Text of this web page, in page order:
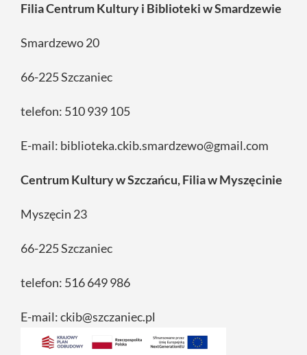
Filia Centrum Kultury i Biblioteki w Smardzewie
Smardzewo 20
66-225 Szczaniec
telefon: 510 939 105
E-mail: biblioteka.ckib.smardzewo@gmail.com
Centrum Kultury w Szczańcu, Filia w Myszęcinie
Myszęcin 23
66-225 Szczaniec
telefon: 516 649 986
E-mail: ckib@szczaniec.pl